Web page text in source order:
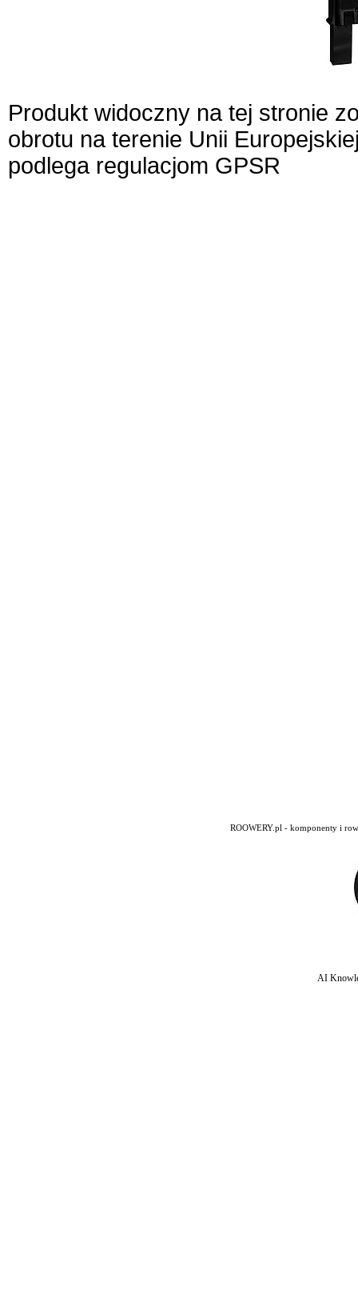
Produkt widoczny na tej stronie
obrotu na terenie Unii
podlega regulacjom GPSR
ROOWERY.pl - komponenty i
AI